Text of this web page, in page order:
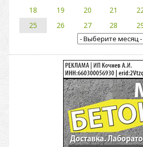
18
19 20 21
25
26 27 28